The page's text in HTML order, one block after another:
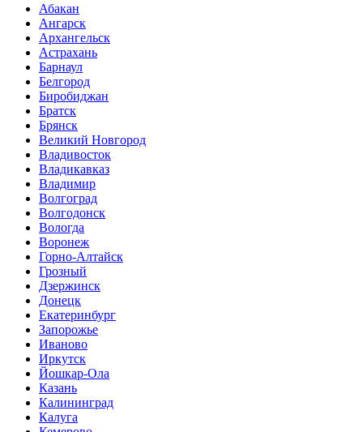
Абакан
Ангарск
Архангельск
Астрахань
Барнаул
Белгород
Биробиджан
Братск
Брянск
Великий Новгород
Владивосток
Владикавказ
Владимир
Волгоград
Волгодонск
Вологда
Воронеж
Горно-Алтайск
Грозный
Дзержинск
Донецк
Екатеринбург
Запорожье
Иваново
Иркутск
Йошкар-Ола
Казань
Калининград
Калуга